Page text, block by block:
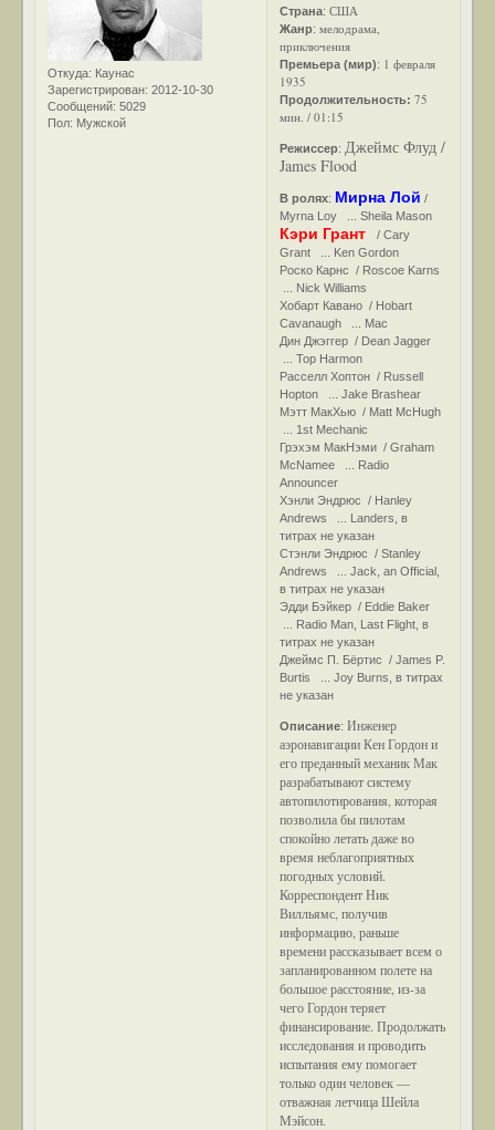
Откуда: Каунас
Зарегистрирован: 2012-10-30
Сообщений: 5029
Пол: Мужской
Страна:США
Жанр:мелодрама,
приключения
Премьера (мир): 1 февраля
1935
Продолжительность:75
мин. / 01:15
Режиссер: Джеймс Флуд /
James Flood
В ролях: Мирна Лой /
Myrna Loy ... Sheila Mason
Кэри Грант
/ Cary
Grant ... Ken Gordon
Роско Карнс / Roscoe Karns
... Nick Williams
Хобарт Кавано / Hobart
Cavanaugh ... Mac
Дин Джэггер / Dean Jagger
... Top Harmon
Расселл Хоптон / Russell
Hopton ... Jake Brashear
Мэтт МакХью / Matt McHugh
... 1st Mechanic
Грэхэм МакНэми / Graham
McNamee ... Radio
Announcer
Хэнли Эндрюс / Hanley
Andrews ... Landers, в
титрах не указан
Стэнли Эндрюс / Stanley
Andrews ... Jack, an Official,
в титрах не указан
Эдди Бэйкер / Eddie Baker
... Radio Man, Last Flight, в
титрах не указан
Джеймс П. Бёртис / James P.
Burtis ... Joy Burns, в титрах
не указан
Описание:Инженер
аэронавигации Кен Гордон и
его преданный механик Мак
разрабатывают систему
автопилотирования, которая
позволила бы пилотам
спокойно летать даже во
время неблагоприятных
погодных условий.
Корреспондент Ник
Вилльямс, получив
информацию, раньше
времени рассказывает всем о
запланированном полете на
большое расстояние, из-за
чего Гордон теряет
финансирование. Продолжать
исследования и проводить
испытания ему помогает
только один человек —
отважная летчица Шейла
Мэйсон.